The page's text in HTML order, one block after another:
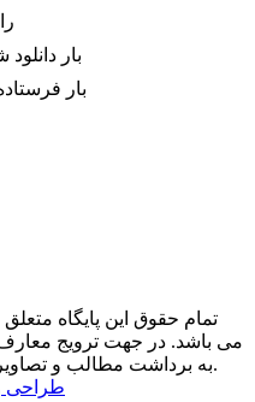
432 بار
0 بار
تمام حقوق این پایگاه
می باشد. در جهت ترویج
به برداشت مطالب و تصاویر [به جز مصارف تجاری] وجود ندارد.